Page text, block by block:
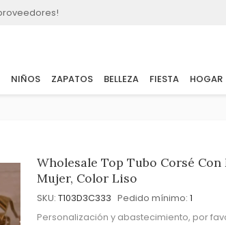
NIÑOS ZAPATOS BELLEZA FIESTA HOGAR
Wholesale Top Tubo Corsé
Mujer, Color Liso
SKU: T103D3C333 Pedido mínimo: 1
Personalización y abastecimiento, por